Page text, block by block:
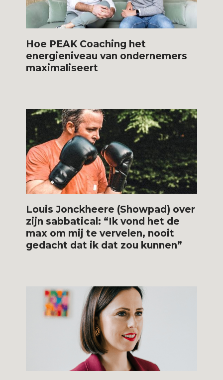
Hoe PEAK Coaching het
energieniveau van ondernemers
maximaliseert
Louis Jonckheere (Showpad) over
zijn sabbatical: “Ik vond het de
max om mij te vervelen, nooit
gedacht dat ik dat zou kunnen”